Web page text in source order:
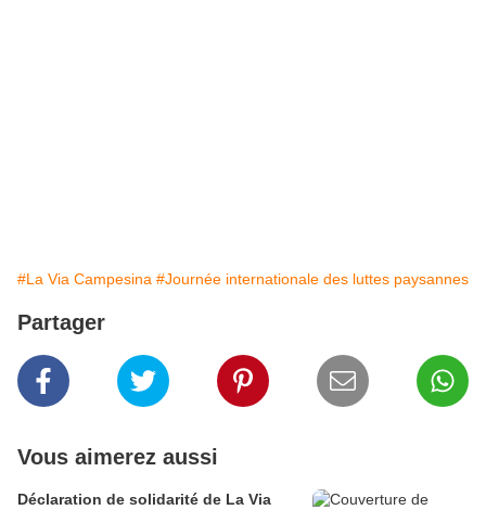
#La Via Campesina #Journée internationale des luttes paysannes
Partager
Vous aimerez aussi
Déclaration de solidarité de La Via